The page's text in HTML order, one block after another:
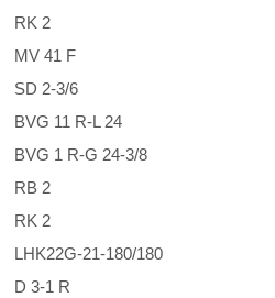
RK 2
MV 41 F
SD 2-3/6
BVG 11 R-L 24
BVG 1 R-G 24-3/8
RB 2
RK 2
LHK22G-21-180/180
D 3-1 R